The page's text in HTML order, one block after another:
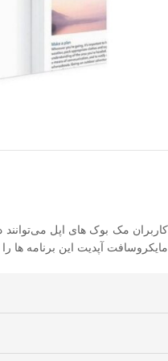
مایکروسافت آپدیت این برنامه ها را هم دریافت کنند. لایسنس آفیس هوم اند